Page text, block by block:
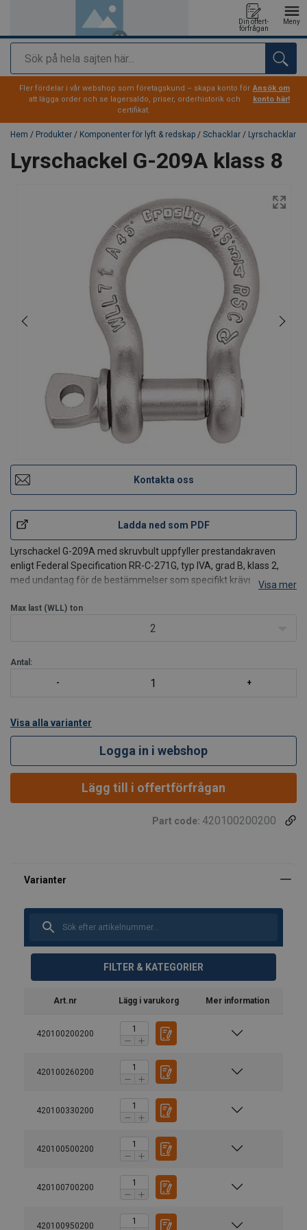
Sök
Din offert-
förfrågan
Meny
tillagd i varukorg
Fler fördelar i vår webshop som företagskund – skapa konto för
att lägga order och se lagersaldo, priser, orderhistorik och
certifikat.
Ansök om
konto här!
Hem / Produkter / Komponenter för lyft & redskap / Schacklar / Lyrschacklar
Lyrschackel G-209A klass 8
Kontakta oss
Ladda ned som PDF
Lyrschackel G-209A med skruvbult uppfyller prestandakraven
enligt Federal Specification RR-C-271G, typ IVA, grad B, klass 2,
med undantag för de bestämmelser som specifikt krävs av
Allmänt:Lyrschackel i klass 8 med bult.
US Fed. Spec. RR-C-271F
Visa mer
Max last (WLL) ton
2
Antal:
Visa alla varianter
Logga in i webshop
Lägg till i offertförfrågan
Part code: 420100200200
FILTER & KATEGORIER
Art.nr Lägg i varukorg Mer information
420100200200
420100260200
420100330200
420100500200
420100700200
420100950200